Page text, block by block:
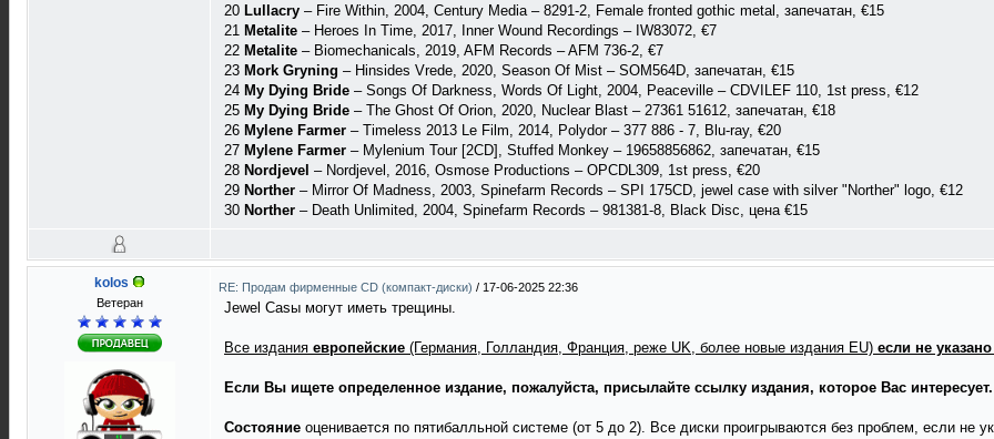
20 Lullacry ‎– Fire Within, 2004, Century Media ‎– 8291-2, Female fronted gothic metal, запечатан, €15
21 Metalite – Heroes In Time, 2017, Inner Wound Recordings – IW83072, €7
22 Metalite – Biomechanicals, 2019, AFM Records – AFM 736-2, €7
23 Mork Gryning – Hinsides Vrede, 2020, Season Of Mist – SOM564D, запечатан, €15
24 My Dying Bride ‎– Songs Of Darkness, Words Of Light, 2004, Peaceville ‎– CDVILEF 110, 1st press, €12
25 My Dying Bride – The Ghost Of Orion, 2020, Nuclear Blast – 27361 51612, запечатан, €18
26 Mylene Farmer – Timeless 2013 Le Film, 2014, Polydor – 377 886 - 7, Blu-ray, €20
27 Mylene Farmer – Mylenium Tour [2CD], Stuffed Monkey – 19658856862, запечатан, €15
28 Nordjevel – Nordjevel, 2016, Osmose Productions – OPCDL309, 1st press, €20
29 Norther – Mirror Of Madness, 2003, Spinefarm Records – SPI 175CD, jewel case with silver "Norther" logo, €12
30 Norther – Death Unlimited, 2004, Spinefarm Records – 981381-8, Black Disc, цена €15
kolos
Ветеран
RE: Продам фирменные CD (компакт-диски) / 17-06-2025 22:36
Jewel Casы могут иметь трещины.
Все издания европейские (Германия, Голландия, Франция, реже UK, более новые издания EU) если не
Если Вы ищете определенное издание, пожалуйста, присылайте ссылку издания, которое Вас интересует.
Состояние оценивается по пятибалльной системе (от 5 до 2). Все диски проигрываются без проблем, если не